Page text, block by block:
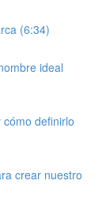
(6:34)
ideal
definirlo
crear nuestro